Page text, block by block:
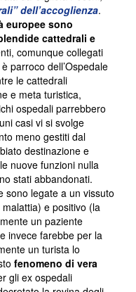
dell’accoglienza.
europee sono
cattedrali e
comunque collegati
parroco dell’Ospedale
le cattedrali
e meta turistica,
ospedali parrebbero
casi vi si svolge
meno gestiti dal
destinazione e
nuove funzioni nulla
stati abbandonati.
sono legate a un vissuto
e positivo (la
un paziente
invece farebbe per la
un turista lo
fenomeno di vera
gli ex ospedali